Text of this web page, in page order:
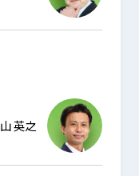
英之